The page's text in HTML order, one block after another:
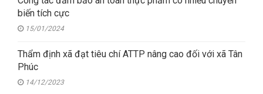
biến tích cực
15/01/2024
Thẩm định xã đạt tiêu chí ATTP nâng cao đối với xã Tân
Phúc
14/12/2023